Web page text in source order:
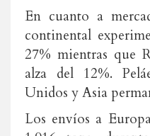
En cuanto a
continental
27% mientras que
alza del 12%.
Unidos y Asia
Los envíos a